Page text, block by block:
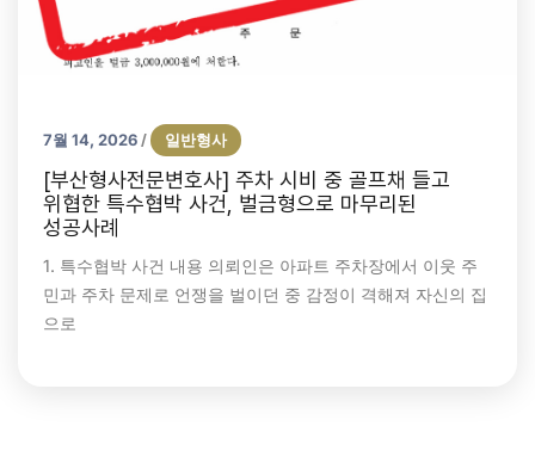
7월 14, 2026 / 일반형사
[부산형사전문변호사] 주차 시비 중 골프채 들고
위협한 특수협박 사건, 벌금형으로 마무리된
성공사례
1. 특수협박 사건 내용 의뢰인은 아파트 주차장에서 이웃 주
민과 주차 문제로 언쟁을 벌이던 중 감정이 격해져 자신의 집
으로